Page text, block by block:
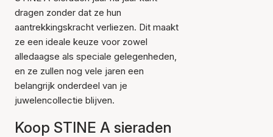
dragen zonder dat ze hun
aantrekkingskracht verliezen. Dit maakt
ze een ideale keuze voor zowel
alledaagse als speciale gelegenheden,
en ze zullen nog vele jaren een
belangrijk onderdeel van je
juwelencollectie blijven.
Koop STINE A sieraden